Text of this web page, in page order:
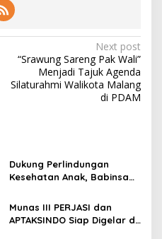
Next post
“Srawung Sareng Pak Wali”
Menjadi Tajuk Agenda
Silaturahmi Walikota Malang
di PDAM
Dukung Perlindungan
Kesehatan Anak, Babinsa
Imunisasi 2026
Munas III PERJASI dan
APTAKSINDO Siap Digelar di